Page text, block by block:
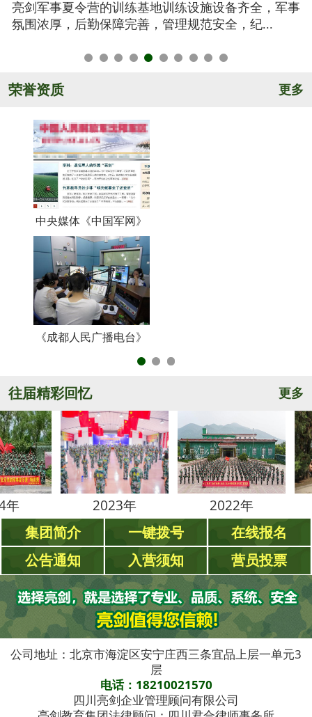
我们将安全视为生命，安全高于一切！从孩子训练期
间的衣、食、住、行全方位有效管控，由生活...
荣誉资质 更多
中央媒体《中国军网》
《成都人民广播电台》
往届精彩回忆 更多
2023年 2022年
集团简介 一键拨号
在线报名
公告通知
入营须知 营员投票
公司地址：北京市海淀区安宁庄西三条宜品上层一单元3
层
电话：18210021570
四川亮剑企业管理顾问有限公司